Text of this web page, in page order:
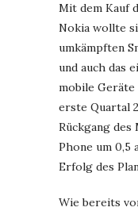
Mit dem Kauf
Nokia wollte
umkämpften
und auch das
mobile Geräte
erste Quartal
Rückgang
Phone um 0,5
Erfolg des
Wie bereits